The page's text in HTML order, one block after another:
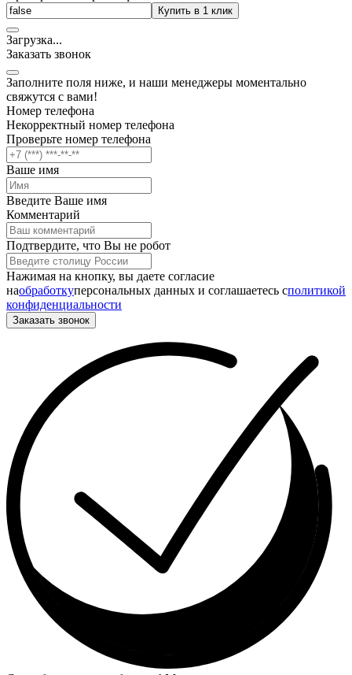
Купить в 1 клик
Загрузка...
Заказать звонок
Заполните поля ниже, и наши менеджеры моментально
свяжутся с вами!
Номер телефона
Некорректный номер телефона
Проверьте номер телефона
Ваше имя
Введите Ваше имя
Комментарий
Подтвердите, что Вы не робот
Нажимая на кнопку, вы даете согласие
наобработкуперсональных данных и соглашаетесь cполитикой
конфиденциальности
Заказать звонок